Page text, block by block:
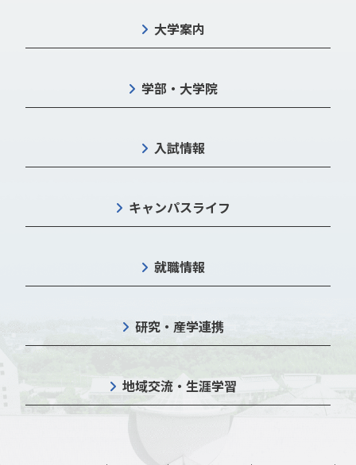
大学案内
学部・大学院
入試情報
キャンパスライフ
就職情報
研究・産学連携
地域交流・生涯学習